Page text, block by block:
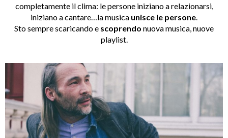
completamente il clima: le persone iniziano a relazionarsi,
iniziano a cantare…la musica unisce le persone
Sto sempre scaricando e scoprendo nuova musica, nuove
playlist.